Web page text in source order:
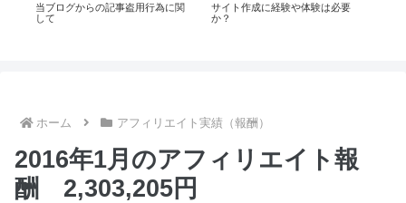
サイト作成に経験や体験は必要
優れたレビューを書くために必要
な、たった１つのこと
ホーム アフィリエイト実績（報酬）
2016年1月のアフィリエイト報
酬 2,303,205円